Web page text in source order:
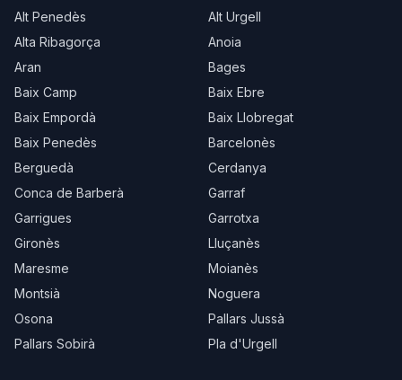
Alt Penedès
Alt Urgell
Alta Ribagorça
Anoia
Aran
Bages
Baix Camp
Baix Ebre
Baix Empordà
Baix Llobregat
Baix Penedès
Barcelonès
Berguedà
Cerdanya
Conca de Barberà
Garraf
Garrigues
Garrotxa
Gironès
Lluçanès
Maresme
Moianès
Montsià
Noguera
Osona
Pallars Jussà
Pallars Sobirà
Pla d'Urgell